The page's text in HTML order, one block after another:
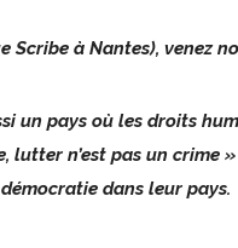
Scribe à Nantes),
un pays où les droits
lutter n’est pas un
dans leur pays.